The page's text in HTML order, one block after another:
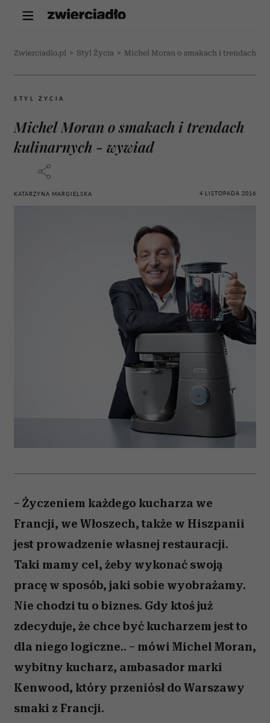
Zwierciadlo.pl > Styl Życia > Michel Moran o smakach i trendach
STYL ŻYCIA
Michel Moran o smakach i trendach
kulinarnych - wywiad
KATARZYNA MARGIELSKA 4 LISTOPADA 2016
– Życzeniem każdego kucharza we
Francji, we Włoszech, także w Hiszpanii
jest prowadzenie własnej restauracji.
Taki mamy cel, żeby wykonać swoją
pracę w sposób, jaki sobie wyobrażamy.
Nie chodzi tu o biznes. Gdy ktoś już
zdecyduje, że chce być kucharzem jest to
dla niego logiczne.. – mówi Michel Moran,
wybitny kucharz, ambasador marki
Kenwood, który przeniósł do Warszawy
smaki z Francji.